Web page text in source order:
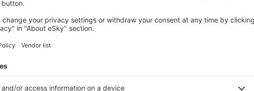
Pasagerii membri într-o alianță aviatică primesc pentru fiecare zbor la
pot fi apoi transformate în diverse beneficii: zboruri gratuite sau alte
companiile aeriene.
Facilitățile de la clasa business diferă de la un operator la altul, însă
Clasa Întâi
Aceasta este cea mai înaltă clasă tarifară, pasagerii care călătoresc la